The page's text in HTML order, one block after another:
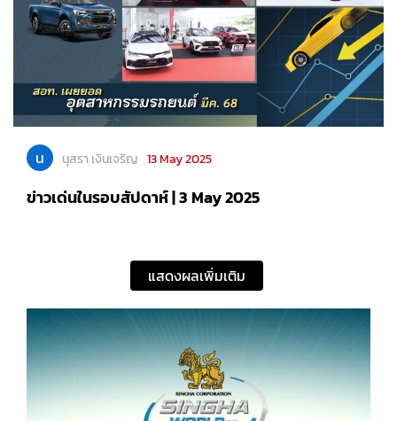
น นุสรา เงินเจริญ 13 May 2025
ข่าวเด่นในรอบสัปดาห์ | 3 May 2025
แสดงผลเพิ่มเติม